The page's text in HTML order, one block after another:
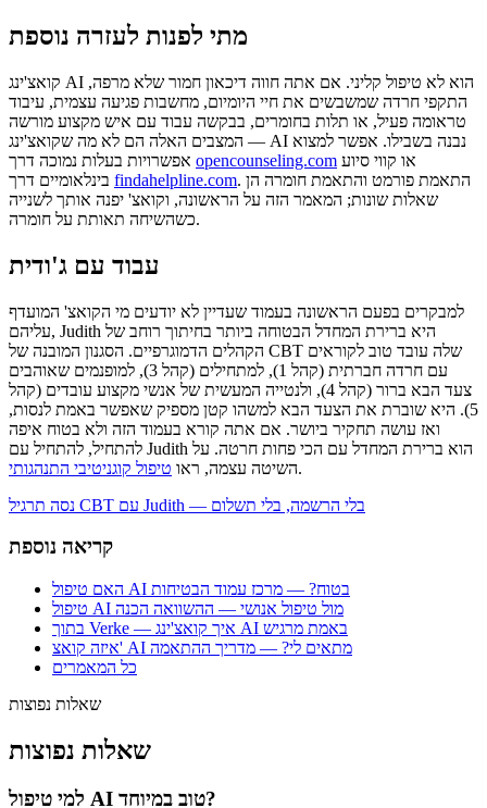
מתי לפנות לעזרה נוספת
קואצ'ינג AI הוא לא טיפול קליני. אם אתה חווה דיכאון חמור שלא מרפה,
התקפי חרדה שמשבשים את חיי היומיום, מחשבות פגיעה עצמית, עיבוד
טראומה פעיל, או תלות בחומרים, בבקשה עבוד עם איש מקצוע מורשה
— המצבים האלה הם לא מה שקואצ'ינג AI נבנה בשבילו. אפשר למצוא
אפשרויות בעלות נמוכה דרך opencounseling.com או קווי סיוע
בינלאומיים דרך findahelpline.com. התאמת פורמט והתאמת חומרה הן
שאלות שונות; המאמר הזה על הראשונה, וקואצ' יפנה אותך לשנייה
כשהשיחה תאותת על חומרה.
עבוד עם ג'ודית
למבקרים בפעם הראשונה בעמוד שעדיין לא יודעים מי הקואצ' המועדף
עליהם, Judith היא ברירת המחדל הבטוחה ביותר בחיתוך רוחב של
הקהלים הדמוגרפיים. הסגנון המובנה של CBT שלה עובד טוב לקוראים
עם חרדה חברתית (קהל 1), למתחילים (קהל 3), למופנמים שאוהבים
צעד הבא ברור (קהל 4), ולנטייה המעשית של אנשי מקצוע עובדים (קהל
5). היא שוברת את הצעד הבא למשהו קטן מספיק שאפשר באמת לנסות,
ואז עושה תחקיר ביושר. אם אתה קורא בעמוד הזה ולא בטוח איפה
להתחיל, להתחיל עם Judith הוא ברירת המחדל עם הכי פחות חרטה. על
השיטה עצמה, ראו טיפול קוגניטיבי התנהגותי
.
נסה תרגיל CBT עם Judith — בלי הרשמה, בלי תשלום
קריאה נוספת
האם טיפול AI בטוח? — מרכז עמוד הבטיחות
טיפול AI מול טיפול אנושי — ההשוואה הכנה
בתוך Verke — איך קואצ'ינג AI באמת מרגיש
איזה קואצ' AI מתאים לי? — מדריך ההתאמה
כל המאמרים
שאלות נפוצות
שאלות נפוצות
למי טיפול AI טוב במיוחד?